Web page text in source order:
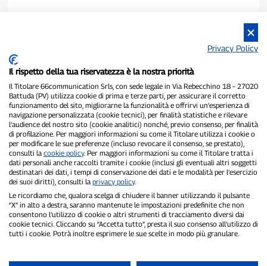
P300.it è una Testata Giornalistica indipendente
Registrazione numero 1/2021 del 1/2/2021 - Tribunale di Pavia
Proprietario ed editore:66communication Srls- P.IVA
02798890188
Direttore Responsabile:Alessandro Secchi- Vicedirettore:Federico
Benedusi
Privacy Policy- Cookie Policy
"Se è successo davvero, lo trovi su P300.it"
Copyright © P300.it 2012-2026
Privacy Policy
Il rispetto della tua riservatezza è la nostra priorità
Il Titolare 66communication Srls, con sede legale in Via Rebecchino 18 – 27020
Battuda (PV) utilizza cookie di prima e terze parti, per assicurare il corretto
funzionamento del sito, migliorarne la funzionalità e offrirvi un’esperienza di
navigazione personalizzata (cookie tecnici), per finalità statistiche e rilevare
l’audience del nostro sito (cookie analitici) nonché, previo consenso, per finalità
di profilazione. Per maggiori informazioni su come il Titolare utilizza i cookie o
per modificare le sue preferenze (incluso revocare il consenso, se prestato),
consulti la cookie policy. Per maggiori informazioni su come il Titolare tratta i
dati personali anche raccolti tramite i cookie (inclusi gli eventuali altri soggetti
destinatari dei dati, i tempi di conservazione dei dati e le modalità per l’esercizio
dei suoi diritti), consulti la privacy policy.
Le ricordiamo che, qualora scelga di chiudere il banner utilizzando il pulsante
“X” in alto a destra, saranno mantenute le impostazioni predefinite che non
consentono l’utilizzo di cookie o altri strumenti di tracciamento diversi dai
cookie tecnici. Cliccando su “Accetta tutto”, presta il suo consenso all’utilizzo di
tutti i cookie. Potrà inoltre esprimere le sue scelte in modo più granulare.